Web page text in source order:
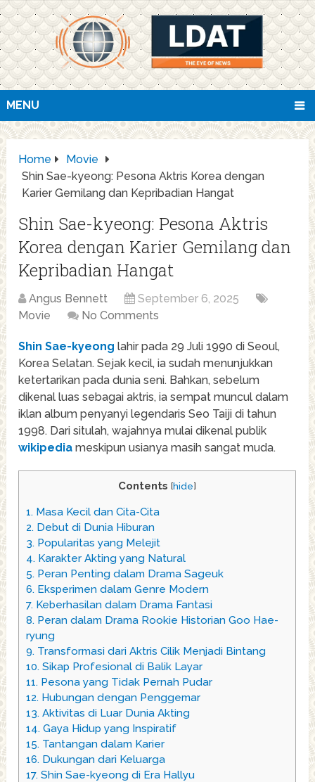
MENU
Home
Movie
Shin Sae-kyeong: Pesona Aktris Korea dengan
Karier Gemilang dan Kepribadian Hangat
Shin Sae-kyeong: Pesona Aktris
Korea dengan Karier Gemilang dan
Kepribadian Hangat
Angus Bennett
September 6, 2025
Movie
No Comments
Shin Sae-kyeong lahir pada 29 Juli 1990 di Seoul,
Korea Selatan. Sejak kecil, ia sudah menunjukkan
ketertarikan pada dunia seni. Bahkan, sebelum
dikenal luas sebagai aktris, ia sempat muncul dalam
iklan album penyanyi legendaris Seo Taiji di tahun
1998. Dari situlah, wajahnya mulai dikenal publik
wikipedia meskipun usianya masih sangat muda.
Contents [hide]
1. Masa Kecil dan Cita-Cita
2. Debut di Dunia Hiburan
3. Popularitas yang Melejit
4. Karakter Akting yang Natural
5. Peran Penting dalam Drama Sageuk
6. Eksperimen dalam Genre Modern
7. Keberhasilan dalam Drama Fantasi
8. Peran dalam Drama Rookie Historian Goo Hae-
ryung
9. Transformasi dari Aktris Cilik Menjadi Bintang
10. Sikap Profesional di Balik Layar
11. Pesona yang Tidak Pernah Pudar
12. Hubungan dengan Penggemar
13. Aktivitas di Luar Dunia Akting
14. Gaya Hidup yang Inspiratif
15. Tantangan dalam Karier
16. Dukungan dari Keluarga
17. Shin Sae-kyeong di Era Hallyu